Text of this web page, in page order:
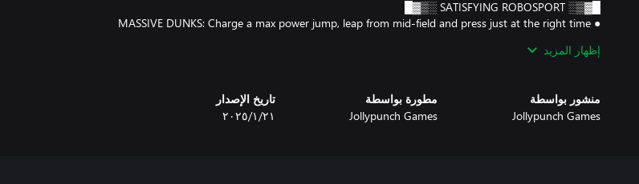
● MASSIVE DUNKS: Charge a max power jump, leap from mid-field and press just at the right time
● POWERFUL WEAPONS: Ram the enemy or shoot them with unique weapons, from classic lasers
● STAGE HAZARDS: Avoid or exploit stage dangers like spiky rollers, tornados, jump pads and
إظهار المزيد
منشور بواسطة
Jollypunch Games
مطورة بواسطة
Jollypunch Games
تاريخ الإصدار
٢١‏/١‏/٢٠٢٥